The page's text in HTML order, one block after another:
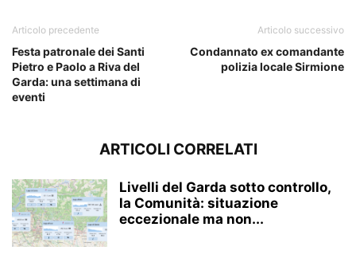
Articolo precedente
Festa patronale dei Santi
Pietro e Paolo a Riva del
Garda: una settimana di
eventi
Articolo successivo
Condannato ex comandante
polizia locale Sirmione
ARTICOLI CORRELATI
Livelli del Garda sotto controllo,
la Comunità: situazione
eccezionale ma non...